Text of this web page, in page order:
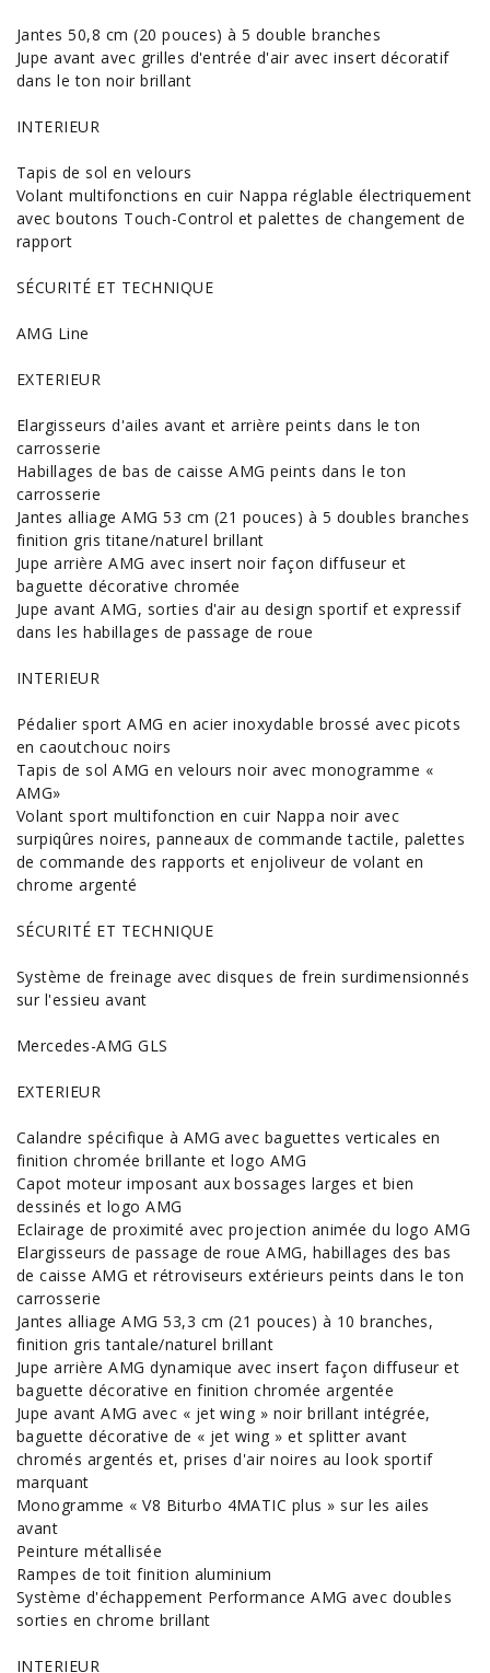
Jantes 50,8 cm (20 pouces) à 5 double branches
Jupe avant avec grilles d'entrée d'air avec insert décoratif
dans le ton noir brillant
INTERIEUR
Tapis de sol en velours
Volant multifonctions en cuir Nappa réglable électriquement
avec boutons Touch-Control et palettes de changement de
rapport
SÉCURITÉ ET TECHNIQUE
AMG Line
EXTERIEUR
Elargisseurs d'ailes avant et arrière peints dans le ton
carrosserie
Habillages de bas de caisse AMG peints dans le ton
carrosserie
Jantes alliage AMG 53 cm (21 pouces) à 5 doubles branches
finition gris titane/naturel brillant
Jupe arrière AMG avec insert noir façon diffuseur et
baguette décorative chromée
Jupe avant AMG, sorties d'air au design sportif et expressif
dans les habillages de passage de roue
INTERIEUR
Pédalier sport AMG en acier inoxydable brossé avec picots
en caoutchouc noirs
Tapis de sol AMG en velours noir avec monogramme «
AMG»
Volant sport multifonction en cuir Nappa noir avec
surpiqûres noires, panneaux de commande tactile, palettes
de commande des rapports et enjoliveur de volant en
chrome argenté
SÉCURITÉ ET TECHNIQUE
Système de freinage avec disques de frein surdimensionnés
sur l'essieu avant
Mercedes-AMG GLS
EXTERIEUR
Calandre spécifique à AMG avec baguettes verticales en
finition chromée brillante et logo AMG
Capot moteur imposant aux bossages larges et bien
dessinés et logo AMG
Eclairage de proximité avec projection animée du logo AMG
Elargisseurs de passage de roue AMG, habillages des bas
de caisse AMG et rétroviseurs extérieurs peints dans le ton
carrosserie
Jantes alliage AMG 53,3 cm (21 pouces) à 10 branches,
finition gris tantale/naturel brillant
Jupe arrière AMG dynamique avec insert façon diffuseur et
baguette décorative en finition chromée argentée
Jupe avant AMG avec « jet wing » noir brillant intégrée,
baguette décorative de « jet wing » et splitter avant
chromés argentés et, prises d'air noires au look sportif
marquant
Monogramme « V8 Biturbo 4MATIC plus » sur les ailes
avant
Peinture métallisée
Rampes de toit finition aluminium
Système d'échappement Performance AMG avec doubles
sorties en chrome brillant
INTERIEUR